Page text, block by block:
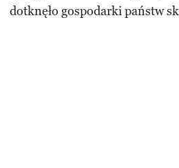
dotknęło gospodarki państw